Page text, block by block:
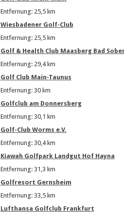
Entfernung: 25,5 km
Wiesbadener Golf-Club
Entfernung: 25,5 km
Golf & Health Club Maasberg Bad
Entfernung: 29,4 km
Golf Club Main-Taunus
Entfernung: 30 km
Golfclub am Donnersberg
Entfernung: 30,1 km
Golf-Club Worms e.V.
Entfernung: 30,4 km
Kiawah Golfpark Landgut Hof Hayna
Entfernung: 31,3 km
Golfresort Gernsheim
Entfernung: 33,5 km
Lufthansa Golfclub Frankfurt